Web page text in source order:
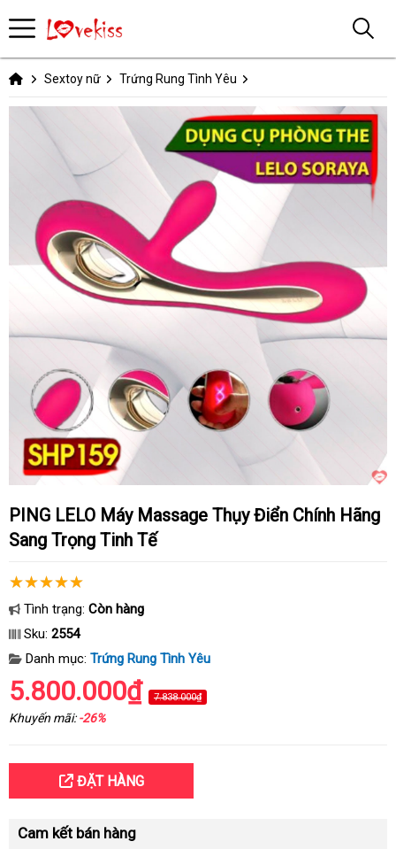
Sextoy nữ Trứng Rung Tình Yêu
PING LELO Máy Massage Thụy Điển Chính Hãng
Sang Trọng Tinh Tế
Tình trạng: Còn hàng
Sku: 2554
Danh mục: Trứng Rung Tình Yêu
5.800.000₫ 7.838.000₫
Khuyến mãi:-26%
ĐẶT HÀNG
Cam kết bán hàng